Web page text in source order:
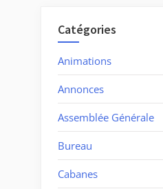
Catégories
Animations
Annonces
Assemblée Générale
Bureau
Cabanes